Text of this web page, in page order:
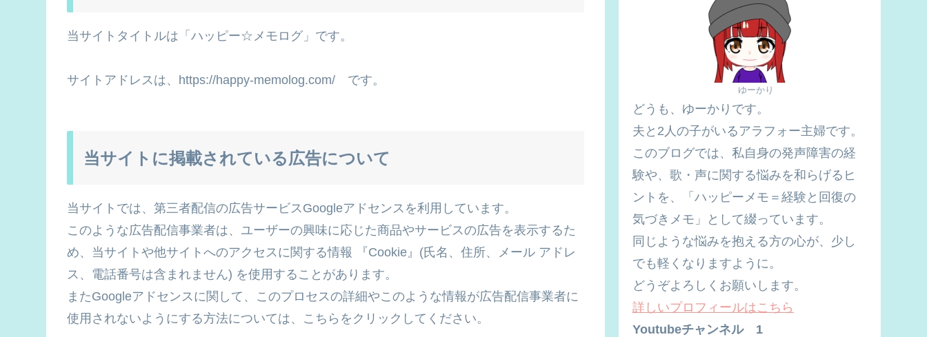
当サイトタイトルは「ハッピー☆メモログ」です。
サイトアドレスは、https://happy-memolog.com/ です。
当サイトに掲載されている広告について
当サイトでは、第三者配信の広告サービスGoogleアドセンスを利用しています。
このような広告配信事業者は、ユーザーの興味に応じた商品やサービスの広告を表示するた
め、当サイトや他サイトへのアクセスに関する情報 『Cookie』(氏名、住所、メール アドレ
ス、電話番号は含まれません) を使用することがあります。
またGoogleアドセンスに関して、このプロセスの詳細やこのような情報が広告配信事業者に
使用されないようにする方法については、こちらをクリックしてください。
ゆーかり
どうも、ゆーかりです。
夫と2人の子がいるアラフォー主婦です。
このブログでは、私自身の発声障害の経
験や、歌・声に関する悩みを和らげるヒ
ントを、「ハッピーメモ＝経験と回復の
気づきメモ」として綴っています。
同じような悩みを抱える方の心が、少し
でも軽くなりますように。
どうぞよろしくお願いします。
詳しいプロフィールはこちら
Youtubeチャンネル 1